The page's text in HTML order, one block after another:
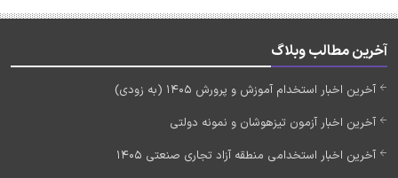
آخرین مطالب وبلاگ
آخرین اخبار استخدام آموزش و پرورش 1405 (به زودی)
آخرین اخبار آزمون تیزهوشان و نمونه دولتی
آخرین اخبار استخدامی منطقه آزاد تجاری صنعتی 1405